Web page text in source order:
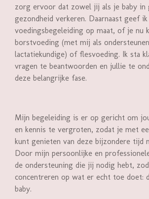
zorg ervoor dat zowel jij als je baby in
gezondheid verkeren. Daarnaast geef ik
voedingsbegeleiding op maat, of je nu
borstvoeding (met mij als
lactatiekundige) of flesvoeding. Ik sta
vragen te beantwoorden en jullie te
deze belangrijke fase.
Mijn begeleiding is er op gericht om
en kennis te vergroten, zodat je met
kunt genieten van deze bijzondere tijd
Door mijn persoonlijke en
de ondersteuning die jij nodig hebt,
concentreren op wat er echt toe doet:
baby.